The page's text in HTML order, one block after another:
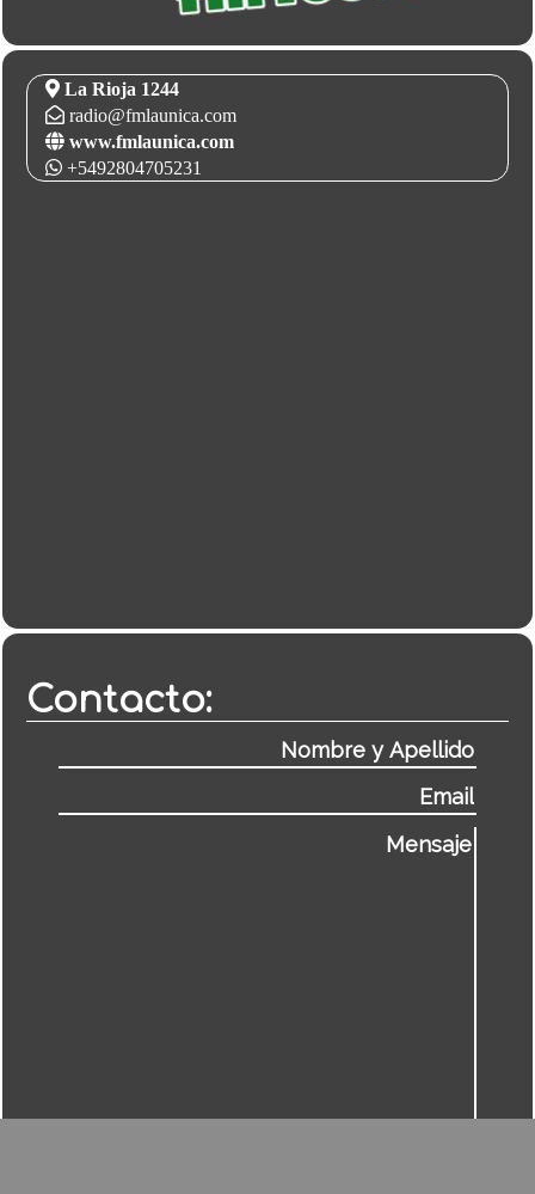
La Rioja 1244
radio@fmlaunica.com
www.fmlaunica.com
+5492804705231
Contacto: